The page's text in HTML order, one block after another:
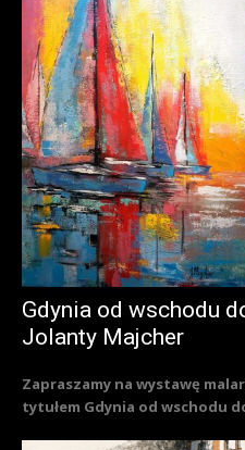
Gdynia od wschodu
Jolanty Majcher
Zapraszamy na wystawę
tytułem Gdynia od wschodu